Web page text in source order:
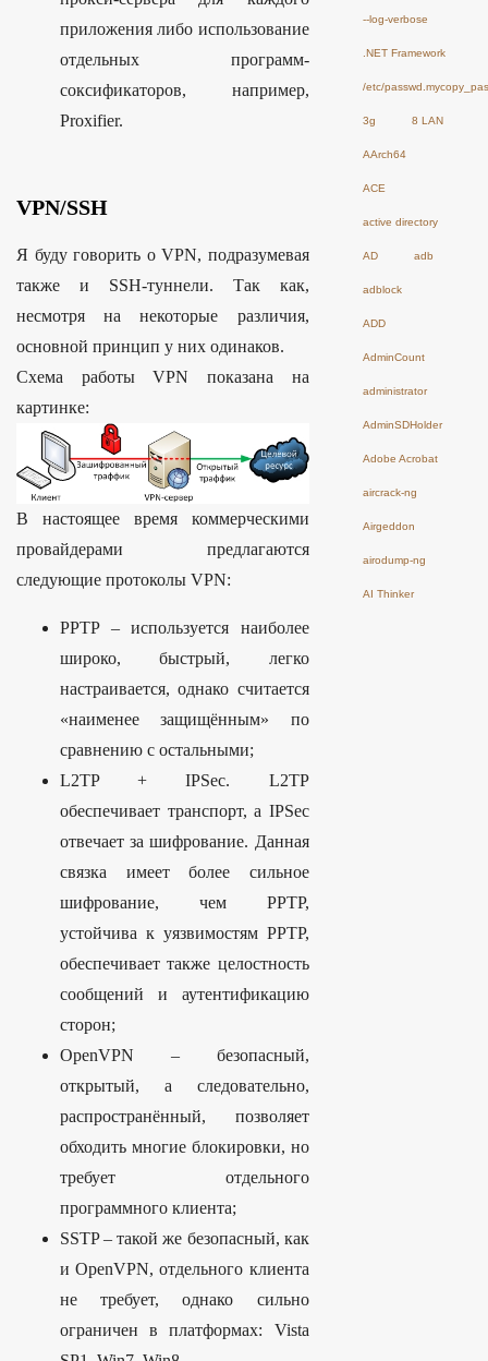
приложения либо использование
отдельных программ-
соксификаторов, например,
Proxifier.
VPN/SSH
Я буду говорить о VPN, подразумевая
также и SSH-туннели. Так как,
несмотря на некоторые различия,
основной принцип у них одинаков.
Схема работы VPN показана на
картинке:
В настоящее время коммерческими
провайдерами предлагаются
следующие протоколы VPN:
PPTP – используется наиболее
широко, быстрый, легко
настраивается, однако считается
«наименее защищённым» по
сравнению с остальными;
L2TP + IPSec. L2TP
обеспечивает транспорт, а IPSec
отвечает за шифрование. Данная
связка имеет более сильное
шифрование, чем PPTP,
устойчива к уязвимостям PPTP,
обеспечивает также целостность
сообщений и аутентификацию
сторон;
OpenVPN – безопасный,
открытый, а следовательно,
распространённый, позволяет
обходить многие блокировки, но
требует отдельного
программного клиента;
SSTP – такой же безопасный, как
и OpenVPN, отдельного клиента
не требует, однако сильно
ограничен в платформах: Vista
--log-verbose
.NET Framework
/etc/
3g 8 LAN
AArch64
ACE
active directory
AD adb
adblock
ADD
AdminCount
administrator
AdminSDHolder
Adobe Acrobat
aircrack-ng
Airgeddon
airodump-ng
AI Thinker